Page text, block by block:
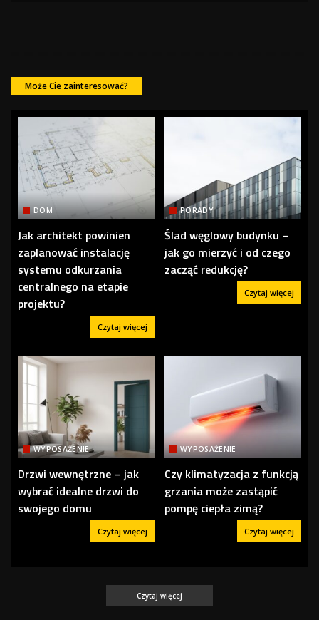
Może Cie zainteresować?
DOM
Jak architekt powinien
zaplanować instalację
systemu odkurzania
centralnego na etapie
projektu?
Czytaj więcej
PORADY
Ślad węglowy budynku –
jak go mierzyć i od czego
zacząć redukcję?
Czytaj więcej
WYPOSAŻENIE
Drzwi wewnętrzne – jak
wybrać idealne drzwi do
swojego domu
Czytaj więcej
WYPOSAŻENIE
Czy klimatyzacja z funkcją
grzania może zastąpić
pompę ciepła zimą?
Czytaj więcej
Czytaj więcej